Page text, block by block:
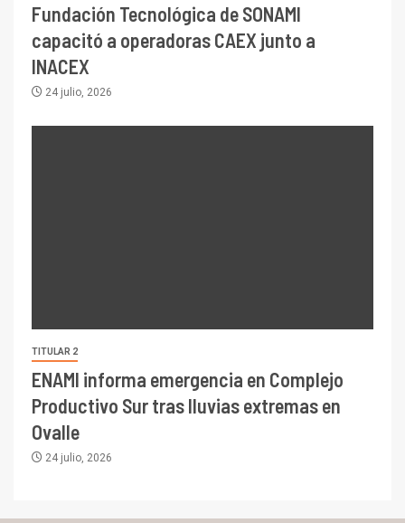
Fundación Tecnológica de SONAMI
capacitó a operadoras CAEX junto a
INACEX
24 julio, 2026
TITULAR 2
ENAMI informa emergencia en Complejo
Productivo Sur tras lluvias extremas en
Ovalle
24 julio, 2026